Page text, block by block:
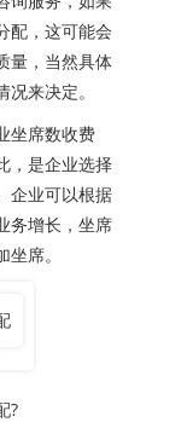
配，这可能会
量，当然具体
来决定。
席数收费
，是企业选择
企业可以根据
务增长，坐席
席。
?